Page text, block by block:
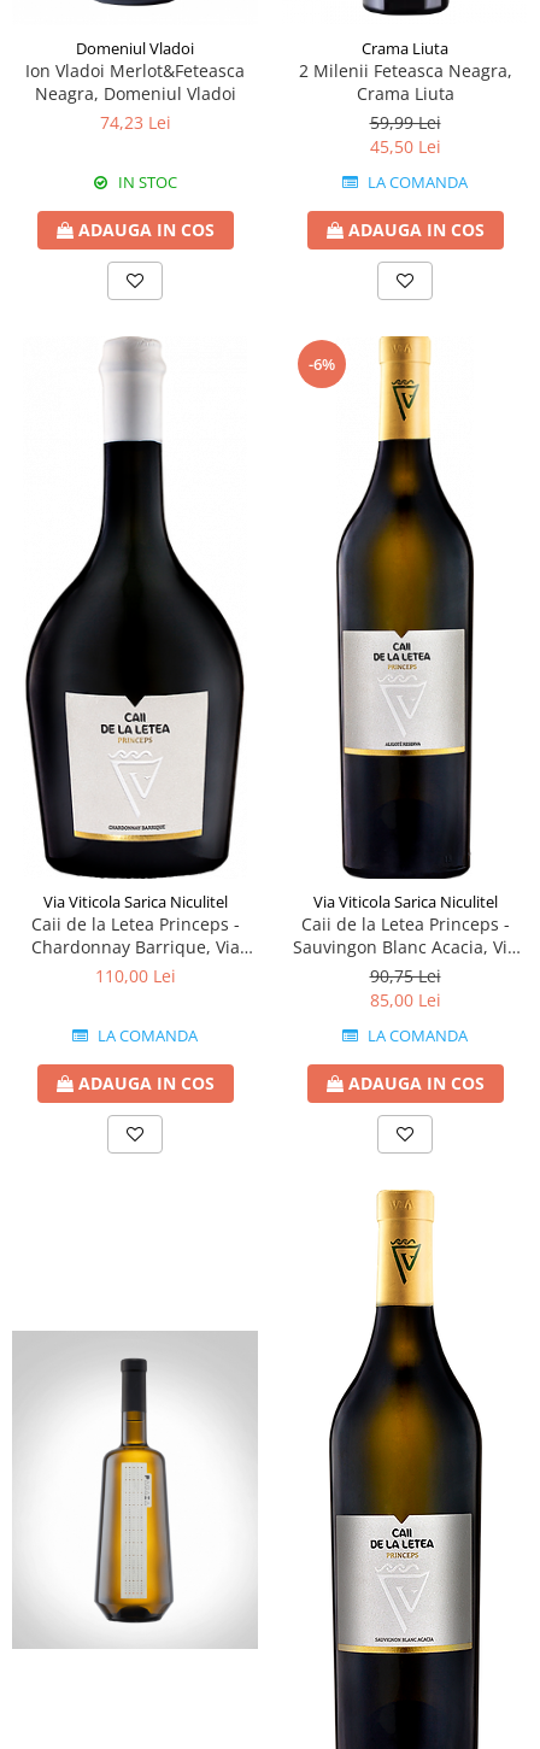
Domeniul Vladoi
Ion Vladoi Merlot&Feteasca
Neagra, Domeniul Vladoi
74,23 Lei
IN STOC
ADAUGA IN COS
Crama Liuta
2 Milenii Feteasca Neagra,
Crama Liuta
59,99 Lei
45,50 Lei
LA COMANDA
ADAUGA IN COS
Via Viticola Sarica Niculitel
Caii de la Letea Princeps -
Chardonnay Barrique, Via
Viticola Sarica Niculitel
110,00 Lei
LA COMANDA
ADAUGA IN COS
-6%
Via Viticola Sarica Niculitel
Caii de la Letea Princeps -
Sauvingon Blanc Acacia, Via
Viticola Sarica Niculitel
90,75 Lei
85,00 Lei
LA COMANDA
ADAUGA IN COS